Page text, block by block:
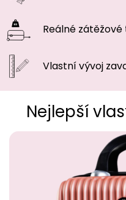
Reálné zátěžové
Vlastní vývoj
Nejlepší